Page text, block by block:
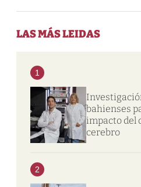
LAS MÁS LEIDAS
1
bahienses
impacto del
cerebro
2